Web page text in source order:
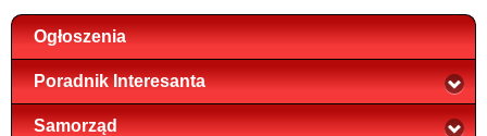
Ogłoszenia
Poradnik Interesanta
Samorząd